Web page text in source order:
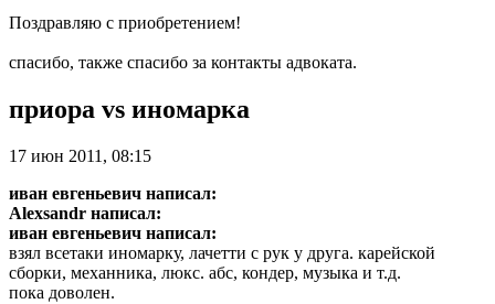
Поздравляю с приобретением!
спасибо, также спасибо за контакты адвоката.
приора vs иномарка
17 июн 2011, 08:15
иван евгеньевич написал:
Alexsandr написал:
иван евгеньевич написал:
взял всетаки иномарку, лачетти с рук у друга. карейской
сборки, механника, люкс. абс, кондер, музыка и т.д.
пока доволен.